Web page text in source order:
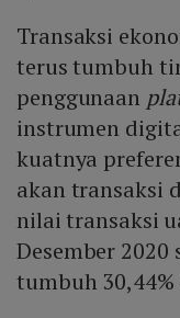
Transaksi
terus tumbuh
penggunaan
instrumen
kuatnya
akan transaksi
nilai transaksi
Desember
tumbuh